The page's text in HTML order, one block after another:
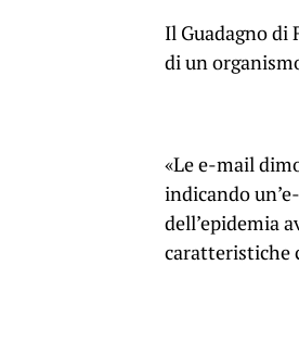
Il Guadagno di
di un
«Le e-mail
indicando
dell’epidemia
caratteristiche